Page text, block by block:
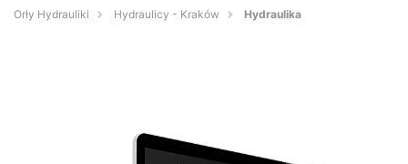
Orły Hydrauliki Hydraulicy - Kraków Hydraulika